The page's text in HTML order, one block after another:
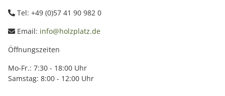
Tel: +49 (0)57 41 90 982 0
Email: info@holzplatz.de
Öffnungszeiten
Mo-Fr.: 7:30 - 18:00 Uhr
Samstag: 8:00 - 12:00 Uhr